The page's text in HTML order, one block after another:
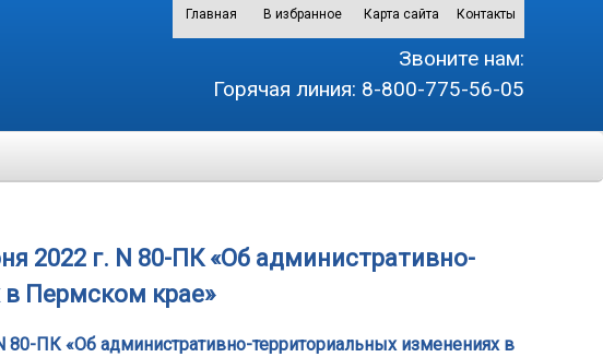
Главная В избранное Карта сайта Контакты
Звоните нам:
Горячая линия: 8-800-775-56-05
2022 г. N 80-ПК «Об административно-
Пермском крае»
80-ПК «Об административно-территориальных изменениях в